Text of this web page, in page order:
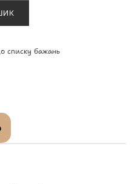
списку бажань